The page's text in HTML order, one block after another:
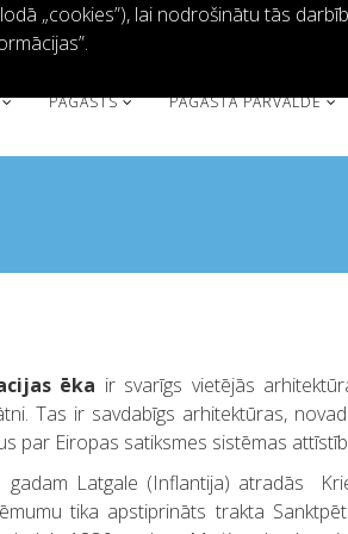
PAGASTS PAGASTA PĀRVALDE
ēka ir svarīgs vietējās
Tas ir savdabīgs arhitektūras,
par Eiropas satiksmes sistēmas
Latgale (Inflantija) atradās
tika apstiprināts trakta
„cookies”), lai nodrošinātu tās